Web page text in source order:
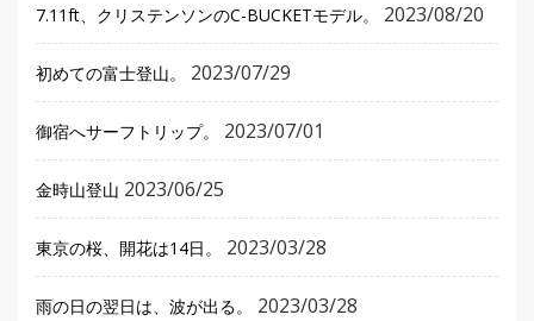
7.11ft、クリステンソンのC-BUCKETモデル。 2023/08/20
初めての富士登山。 2023/07/29
御宿へサーフトリップ。 2023/07/01
金時山登山 2023/06/25
東京の桜、開花は14日。 2023/03/28
雨の日の翌日は、波が出る。 2023/03/28